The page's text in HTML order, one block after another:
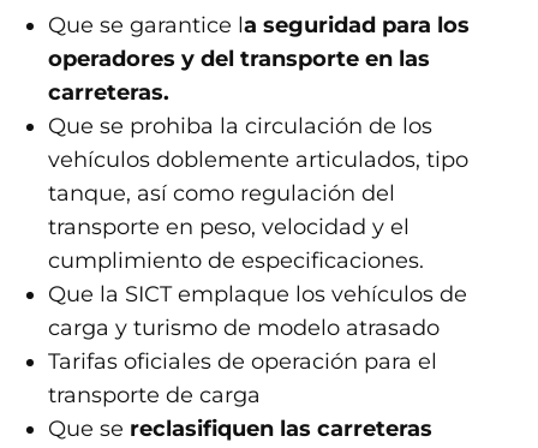
Que se garantice la seguridad para los
operadores y del transporte en las
carreteras.
Que se prohiba la circulación de los
vehículos doblemente articulados, tipo
tanque, así como regulación del
transporte en peso, velocidad y el
cumplimiento de especificaciones.
Que la SICT emplaque los vehículos de
carga y turismo de modelo atrasado
Tarifas oficiales de operación para el
transporte de carga
Que se reclasifiquen las carreteras